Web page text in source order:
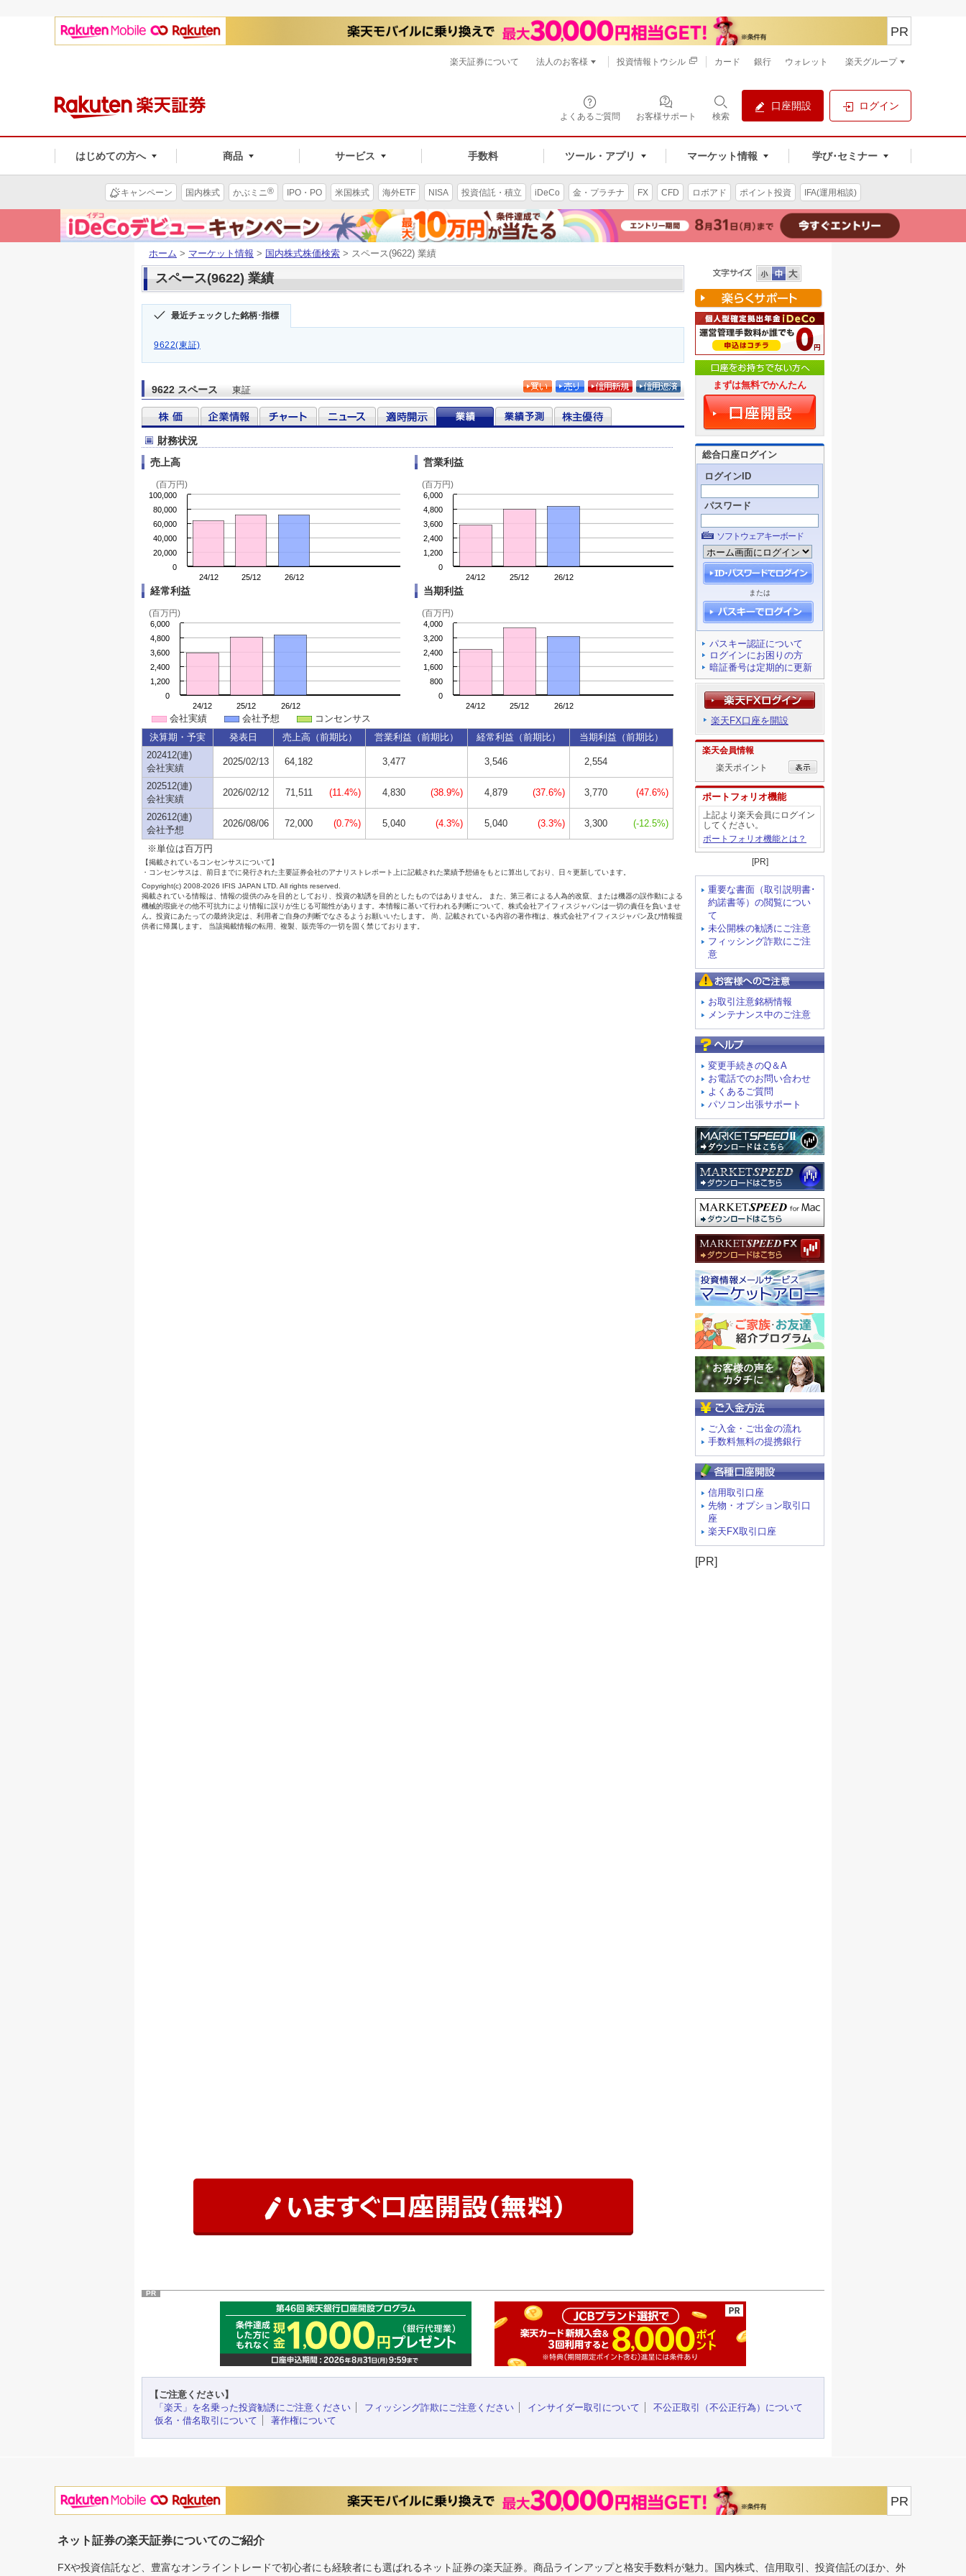
よくあるご質問 お客様サポート 検索
口座開設 ログイン
はじめての方へ 商品 サービス 手数料 ツール・アプリ マーケット情報 学び･セミナー
PR
楽天証券について 法人のお客様 投資情報トウシル カード 銀行 ウォレット 楽天グループ
キャンペーン 国内株式 かぶミニ® IPO・PO 米国株式 海外ETF NISA 投資信託・積立 iDeCo 金・プラチナ FX CFD ロボアド ポイント投資 IFA(運用相談)
ホーム > マーケット情報 > 国内株式株価検索 > スペース(9622) 業績
スペース(9622) 業績
最近チェックした銘柄･指標
9622(東証)
9622 スペース 東証 まずは無料でかんたん
総合口座ログイン
ログインID
パスワード
ソフトウェアキーボード
または
パスキー認証について
ログインにお困りの方
暗証番号は定期的に更新
楽天FX口座を開設
楽天会員情報
楽天ポイント
ポートフォリオ機能
上記より楽天会員にログイン
してください。
ポートフォリオ機能とは？
[PR]
重要な書面（取引説明書･
約諾書等）の閲覧につい
て
未公開株の勧誘にご注意
フィッシング詐欺にご注
意
お取引注意銘柄情報
メンテナンス中のご注意
変更手続きのQ＆A
お電話でのお問い合わせ
よくあるご質問
パソコン出張サポート
ご入金・ご出金の流れ
手数料無料の提携銀行
信用取引口座
先物・オプション取引口
座
楽天FX取引口座
[PR]
PR
【ご注意ください】
「楽天」を名乗った投資勧誘にご注意ください
フィッシング詐欺にご注意ください インサイダー取引について
不公正取引（不公正行為）について
仮名・借名取引について
著作権について
PR
ネット証券の楽天証券についてのご紹介
FXや投資信託など、豊富なオンライントレードで初心者にも経験者にも選ばれるネット証券の楽天証券。商品ラインアップと格安手数料が魅力。国内株式、信用取引、投資信託のほか、外